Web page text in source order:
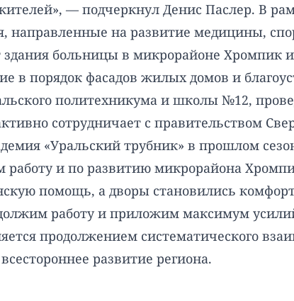
— подчеркнул Денис Паслер. В
на развитие медицины,
больницы в микрорайоне Хромпик и
в порядок фасадов жилых домов и
политехникума и школы №12,
сотрудничает с правительством
«Уральский трубник» в прошлом
работу и по развитию микрорайона
помощь, а дворы становились
работу и приложим максимум
продолжением систематического
развитие региона.